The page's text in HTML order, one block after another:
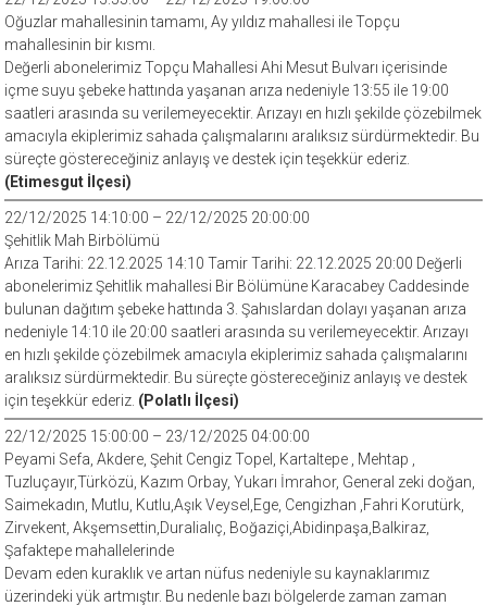
Oğuzlar mahallesinin tamamı, Ay yıldız mahallesi ile Topçu
mahallesinin bir kısmı.
Değerli abonelerimiz Topçu Mahallesi Ahi Mesut Bulvarı içerisinde
içme suyu şebeke hattında yaşanan arıza nedeniyle 13:55 ile 19:00
saatleri arasında su verilemeyecektir. Arızayı en hızlı şekilde çözebilmek
amacıyla ekiplerimiz sahada çalışmalarını aralıksız sürdürmektedir. Bu
süreçte göstereceğiniz anlayış ve destek için teşekkür ederiz.
(Etimesgut İlçesi)
22/12/2025 14:10:00 – 22/12/2025 20:00:00
Şehitlik Mah Birbölümü
Arıza Tarihi: 22.12.2025 14:10 Tamir Tarihi: 22.12.2025 20:00 Değerli
abonelerimiz Şehitlik mahallesi Bir Bölümüne Karacabey Caddesinde
bulunan dağıtım şebeke hattında 3. Şahıslardan dolayı yaşanan arıza
nedeniyle 14:10 ile 20:00 saatleri arasında su verilemeyecektir. Arızayı
en hızlı şekilde çözebilmek amacıyla ekiplerimiz sahada çalışmalarını
aralıksız sürdürmektedir. Bu süreçte göstereceğiniz anlayış ve destek
için teşekkür ederiz. (Polatlı İlçesi)
22/12/2025 15:00:00 – 23/12/2025 04:00:00
Peyami Sefa, Akdere, Şehit Cengiz Topel, Kartaltepe , Mehtap ,
Tuzluçayır,Türközü, Kazım Orbay, Yukarı İmrahor, General zeki doğan,
Saimekadın, Mutlu, Kutlu,Aşık Veysel,Ege, Cengizhan ,Fahri Korutürk,
Zirvekent, Akşemsettin,Duralialıç, Boğaziçi,Abidinpaşa,Balkiraz,
Şafaktepe mahallelerinde
Devam eden kuraklık ve artan nüfus nedeniyle su kaynaklarımız
üzerindeki yük artmıştır. Bu nedenle bazı bölgelerde zaman zaman